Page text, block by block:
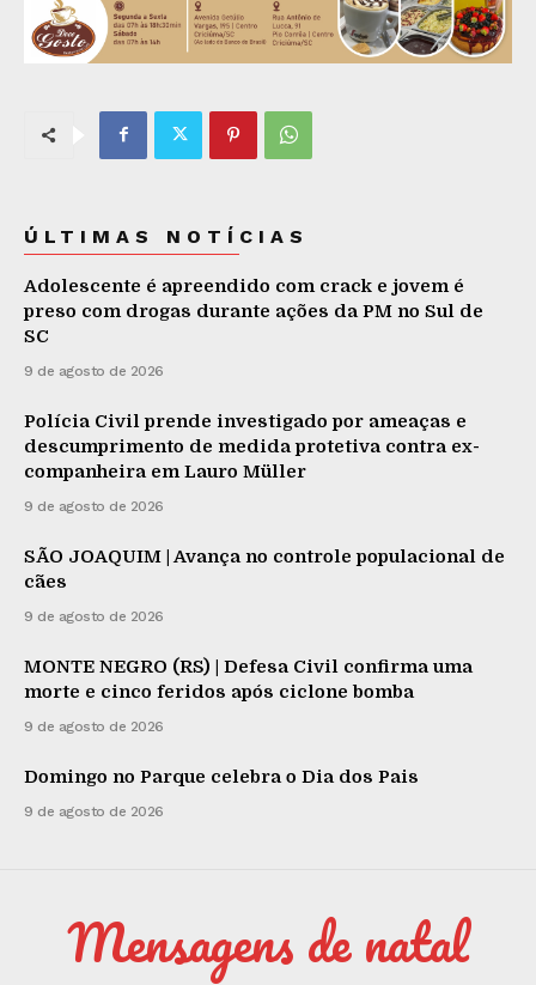
ÚLTIMAS NOTÍCIAS
Adolescente é apreendido com crack e jovem é
preso com drogas durante ações da PM no Sul de
SC
9 de agosto de 2026
Polícia Civil prende investigado por ameaças e
descumprimento de medida protetiva contra ex-
companheira em Lauro Müller
9 de agosto de 2026
SÃO JOAQUIM | Avança no controle populacional de
cães
9 de agosto de 2026
MONTE NEGRO (RS) | Defesa Civil confirma uma
morte e cinco feridos após ciclone bomba
9 de agosto de 2026
Domingo no Parque celebra o Dia dos Pais
9 de agosto de 2026
Mensagens de natal